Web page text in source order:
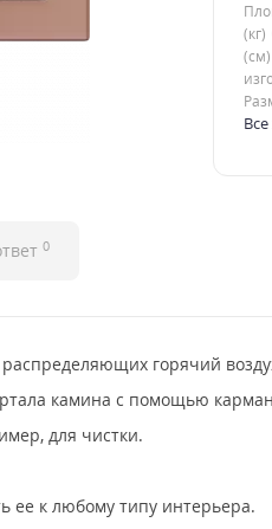
(кг)
(см)
0
горячий
камина с помощью
для чистки.
ее к любому типу интерьера.